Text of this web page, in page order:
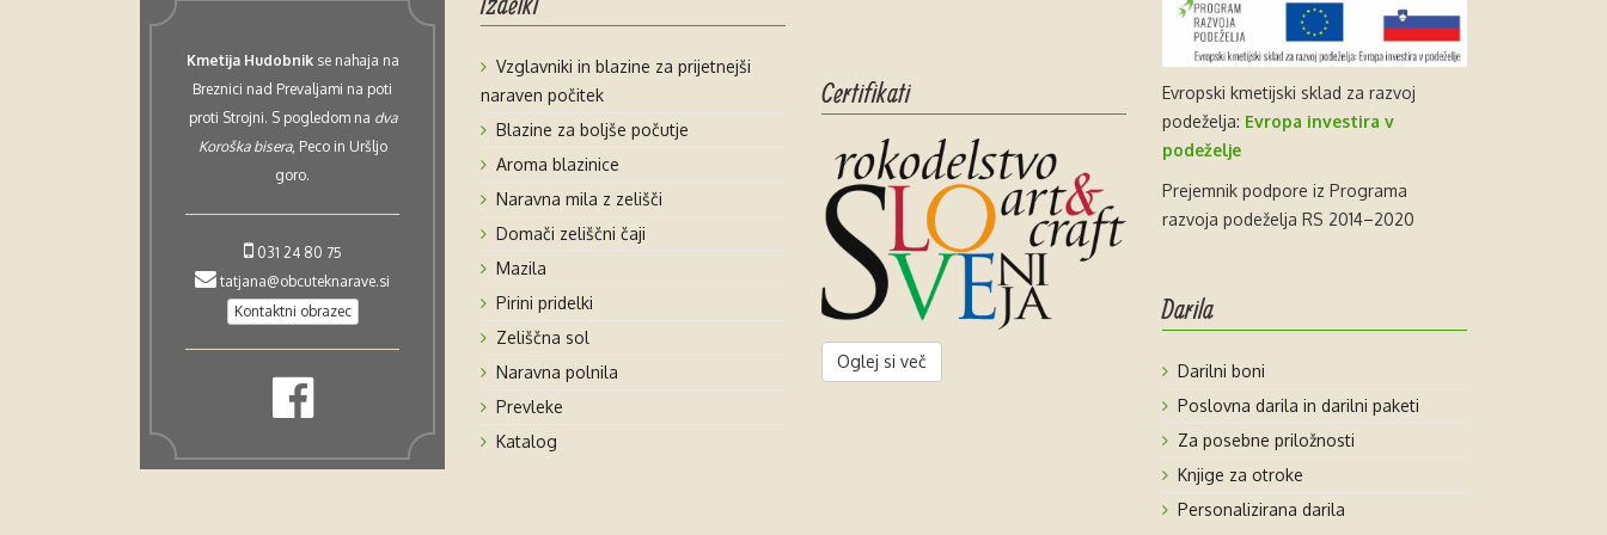
Kmetija Hudobnikse nahaja na
Breznici nad Prevaljami na poti
proti Strojni. S pogledom na dva
Koroška bisera, Peco in Uršljo
goro.
031 24 80 75
tatjana@obcuteknarave.si
Kontaktni obrazec
Vzglavniki in blazine za prijetnejši
naraven počitek
Blazine za boljše počutje
Aroma blazinice
Naravna mila z zelišči
Domači zeliščni čaji
Mazila
Pirini pridelki
Zeliščna sol
Naravna polnila
Prevleke
Katalog
Certifikati
Oglej si več
Evropski kmetijski sklad za razvoj
podeželja: Evropa investira v
podeželje
Prejemnik podpore iz Programa
razvoja podeželja RS 2014–2020
Darila
Darilni boni
Poslovna darila in darilni paketi
Za posebne priložnosti
Knjige za otroke
Personalizirana darila